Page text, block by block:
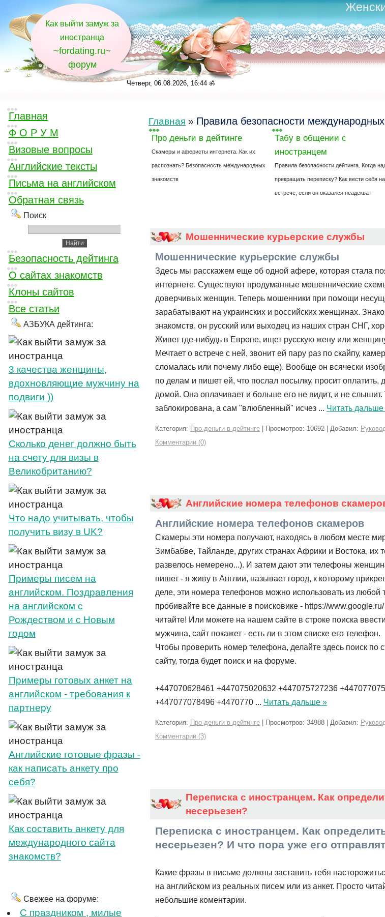
Как выйти замуж за
иностранца
~fordating.ru~
форум
Четверг, 06.08.2026, 16:44 ॐ
Главная
Ф О Р У М
Визовые вопросы
Английские тексты
Письма на английском
Обратная связь
Поиск
Безопасность дейтинга
О сайтах знакомств
Клоны сайтов
Все статьи
АЗБУКА дейтинга:
3 качества женщины,
вдохновляющие мужчину на
подвиги ))
Cколько денег должно быть
на счету для визы в
Великобританию?
Что надо учитывать, чтобы
получить визу в UK?
Примеры писем на
английском. Поздравления
на английском с
Рождеством и с Новым
годом
Примеры готовых анкет на
английском - требования к
партнеру
Английские готовые фразы -
как написать анкету про
себя?
Как составить анкету для
международного сайта
знакомств?
Свежее на форуме:
C праздником , милые
Главная » Правила безопасности
Про деньги в дейтинге
Скамеры и аферисты интернета. Как их
распознать? Безопасность международных
знакомств
Табу в общении с
иностранцем
Правила безопасности дейтинга. Когда
прекращать переписку? Как вести себя на
встрече, если он оказался неадекват
Мошеннические курьерские службы
Мошеннические курьерские службы
Здесь мы расскажем еще об одной афере, которая стала
интернете. Существуют продуманные мошеннические
доверчивых женщин. Теперь мошенники при помощи
зарабатывают на украинских и российских женщинах.
знакомств, он русский или выходец из наших стран СНГ,
Живет где-нибудь в Европе, ищет русскую жену или
Мечтает о встрече с ней, звонит ей пару раз по скайпу,
сломалась или почему либо еще). Вообще он всячески
по делам и пишет ей, что послал посылку, просит оплатить,
домой. Она оплачивает и больше его не видит, и не
заблокирована, а сам "влюбленный" исчез ... Читать дальше
Категория: Про деньги в дейтинге | Просмотров: 10692 | Добавил:
Комментарии (0)
Английские номера телефонов
Английские номера телефонов скамеров
Скамеры эти номера получают, находясь в любом месте
Зимбабве, Тайланде, других странах Африки и Востока, их
развелось немерено...). И затем дают эти телефоны
пишет - я живу в Англии, называет город, к которому
деле, эти номера телефонов можно использовать из любой
пробивайте все данные в поисковике - https://
читайте! Или можете на нашем сайте в строке поиска
мужчина, сайт покажет - есть ли в этом списке его телефон.
Чтобы проверить номер телефона, делайте здесь поиск по
сайту, тогда будет поиск и на форуме.
+447070628461 +447075020632 +447075727236
+447077078496 +4470770 ... Читать дальше »
Категория: Про деньги в дейтинге | Просмотров: 34988 | Добавил:
Комментарии (3)
Переписка с иностранцем. Как
несерьезен?
Переписка с иностранцем. Как
несерьезен? И что пора уже его
Какие фразы в письме должны заставить тебя
на английском из реальных писем или из анкет. Просто
небольшие коментарии.